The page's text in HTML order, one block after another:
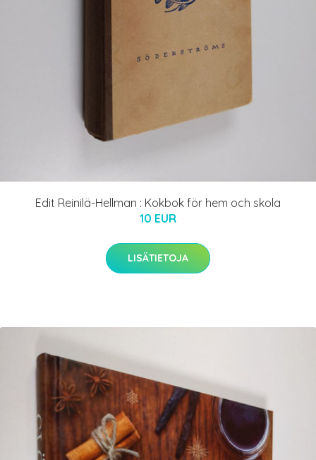
Edit Reinilä-Hellman : Kokbok för hem och skola
10 EUR
LISÄTIETOJA